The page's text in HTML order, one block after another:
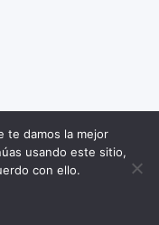
te damos la mejor
usando este sitio,
con ello.